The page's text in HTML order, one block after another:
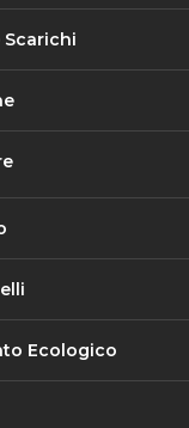
Scarichi
Ecologico